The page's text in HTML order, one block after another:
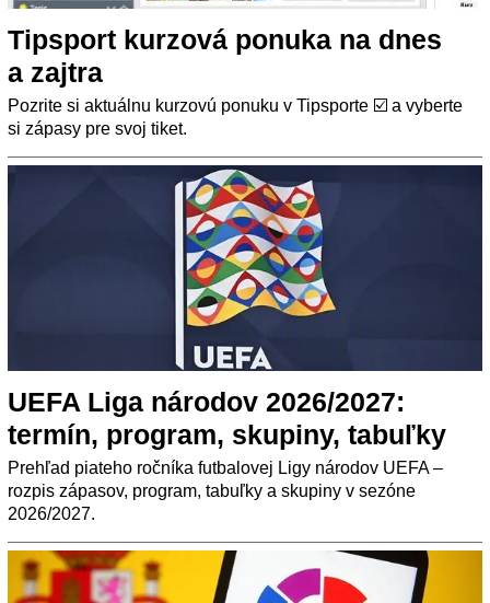
Tipsport kurzová ponuka na dnes
a zajtra
Pozrite si aktuálnu kurzovú ponuku v Tipsporte ☑️ a vyberte
si zápasy pre svoj tiket.
UEFA Liga národov 2026/2027:
termín, program, skupiny, tabuľky
Prehľad piateho ročníka futbalovej Ligy národov UEFA –
rozpis zápasov, program, tabuľky a skupiny v sezóne
2026/2027.